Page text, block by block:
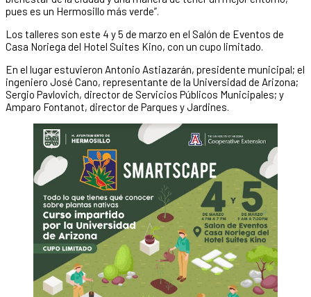
pues es un Hermosillo más verde”.
Los talleres son este 4 y 5 de marzo en el Salón de Eventos de
Casa Noriega del Hotel Suites Kino, con un cupo limitado.
En el lugar estuvieron Antonio Astiazarán, presidente municipal; el
ingeniero José Cano, representante de la Universidad de Arizona;
Sergio Pavlovich, director de Servicios Públicos Municipales; y
Amparo Fontanot, director de Parques y Jardines.